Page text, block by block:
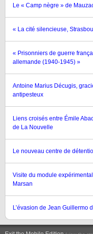
Le « Camp nègre » de
« La cité silencieuse,
« Prisonniers de guerre
allemande (1940-1945) »
Antoine Marius Décugis,
antipesteux
Liens croisés entre Émile
de La Nouvelle
Le nouveau centre de
Visite du module
Marsan
L’évasion de Jean Guillermo